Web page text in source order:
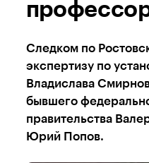
Следком по
экспертизу по
Владислава
бывшего
правительства
Юрий Попов.